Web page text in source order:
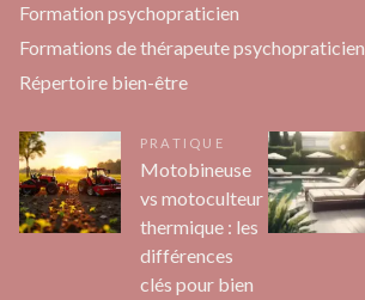
Formation psychopraticien
Formations de thérapeute psychopraticien
Répertoire bien-être
PRATIQUE
Motobineuse
vs motoculteur
thermique : les
différences
clés pour bien